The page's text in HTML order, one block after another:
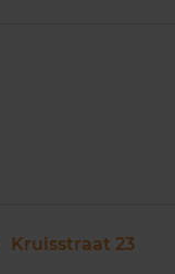
Kruisstraat 23